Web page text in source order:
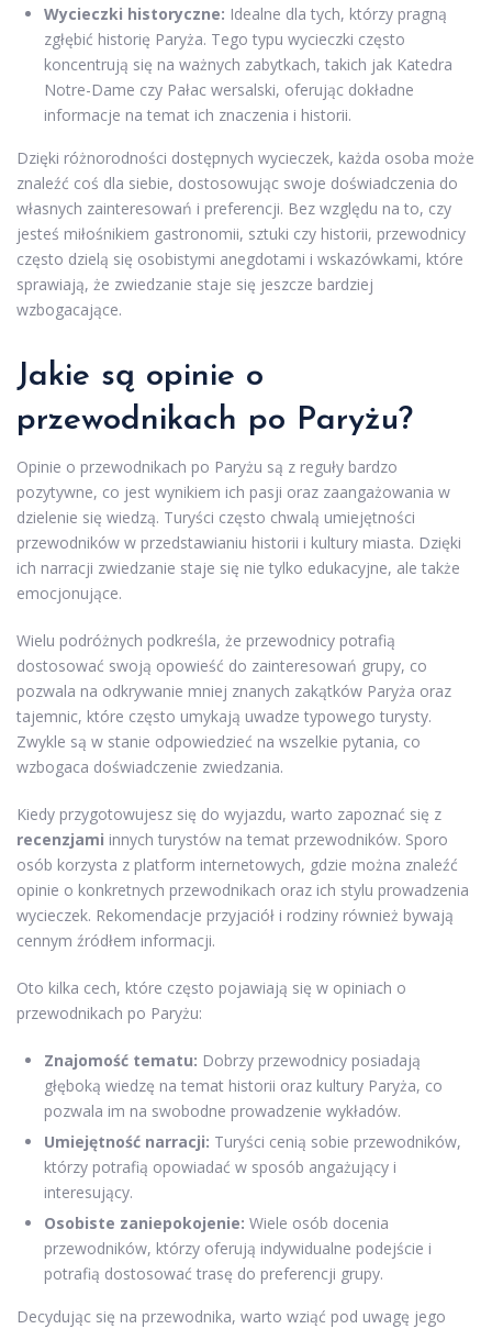
Wycieczki historyczne: Idealne dla tych, którzy pragną
zgłębić historię Paryża. Tego typu wycieczki często
koncentrują się na ważnych zabytkach, takich jak Katedra
Notre-Dame czy Pałac wersalski, oferując dokładne
informacje na temat ich znaczenia i historii.
Dzięki różnorodności dostępnych wycieczek, każda osoba może
znaleźć coś dla siebie, dostosowując swoje doświadczenia do
własnych zainteresowań i preferencji. Bez względu na to, czy
jesteś miłośnikiem gastronomii, sztuki czy historii, przewodnicy
często dzielą się osobistymi anegdotami i wskazówkami, które
sprawiają, że zwiedzanie staje się jeszcze bardziej
wzbogacające.
Jakie są opinie o
przewodnikach po Paryżu?
Opinie o przewodnikach po Paryżu są z reguły bardzo
pozytywne, co jest wynikiem ich pasji oraz zaangażowania w
dzielenie się wiedzą. Turyści często chwalą umiejętności
przewodników w przedstawianiu historii i kultury miasta. Dzięki
ich narracji zwiedzanie staje się nie tylko edukacyjne, ale także
emocjonujące.
Wielu podróżnych podkreśla, że przewodnicy potrafią
dostosować swoją opowieść do zainteresowań grupy, co
pozwala na odkrywanie mniej znanych zakątków Paryża oraz
tajemnic, które często umykają uwadze typowego turysty.
Zwykle są w stanie odpowiedzieć na wszelkie pytania, co
wzbogaca doświadczenie zwiedzania.
Kiedy przygotowujesz się do wyjazdu, warto zapoznać się z
recenzjami innych turystów na temat przewodników. Sporo
osób korzysta z platform internetowych, gdzie można znaleźć
opinie o konkretnych przewodnikach oraz ich stylu prowadzenia
wycieczek. Rekomendacje przyjaciół i rodziny również bywają
cennym źródłem informacji.
Oto kilka cech, które często pojawiają się w opiniach o
przewodnikach po Paryżu:
Znajomość tematu: Dobrzy przewodnicy posiadają
głęboką wiedzę na temat historii oraz kultury Paryża, co
pozwala im na swobodne prowadzenie wykładów.
Umiejętność narracji: Turyści cenią sobie przewodników,
którzy potrafią opowiadać w sposób angażujący i
interesujący.
Osobiste zaniepokojenie: Wiele osób docenia
przewodników, którzy oferują indywidualne podejście i
potrafią dostosować trasę do preferencji grupy.
Decydując się na przewodnika, warto wziąć pod uwagę jego